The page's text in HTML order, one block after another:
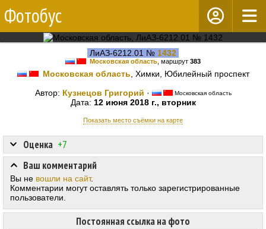
Фотобус
ЛиАЗ-6212.01 № 1432
Московская область , маршрут 383
Московская область , Химки, Юбилейный проспект
Автор: Кузнецов Григорий · Московская область
Дата: 12 июня 2018 г., вторник
Показать место съёмки на карте
Оценка +7
Постоянная ссылка на фото
Ваш комментарий
Вы не вошли на сайт.
Комментарии могут оставлять только зарегистрированные
пользователи.